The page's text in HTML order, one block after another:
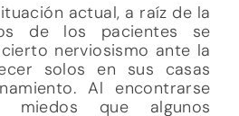
actual, a raíz de la
de los pacientes se
nerviosismo ante la
solos en sus casas
Al encontrarse
miedos que algunos